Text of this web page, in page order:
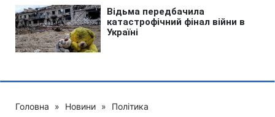
Головна » Новини » Політика